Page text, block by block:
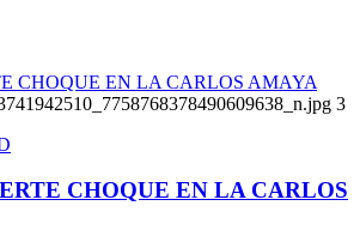
CHOQUE EN LA CARLOS AMAYA
3
CHOQUE EN LA CARLOS